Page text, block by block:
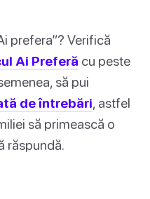
prefera”? Verifică
Ai Preferă cu peste
să pui
de întrebări, astfel
să primească o
răspundă.